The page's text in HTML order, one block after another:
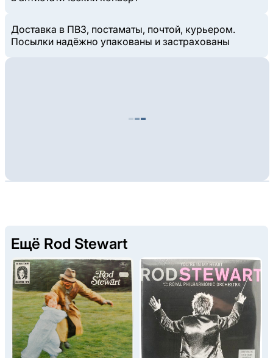
Доставка в ПВЗ, постаматы, почтой, курьером.
Посылки надёжно упакованы и застрахованы
Ещё Rod Stewart